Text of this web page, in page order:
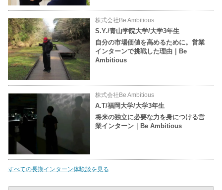
株式会社Be Ambitious
S.Y./青山学院大学/大学3年生
自分の市場価値を高めるために。営業
インターンで挑戦した理由｜Be
Ambitious
株式会社Be Ambitious
A.T/福岡大学/大学3年生
将来の独立に必要な力を身につける営
業インターン｜Be Ambitious
すべての長期インターン体験談を見る